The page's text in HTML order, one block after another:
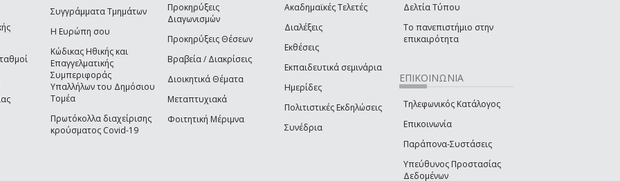
Συγγράμματα Τμημάτων
Η Ευρώπη σου
Κώδικας Ηθικής και
Επαγγελματικής
Συμπεριφοράς
Υπαλλήλων του Δημόσιου
Τομέα
Πρωτόκολλα διαχείρισης
κρούσματος Covid-19
Προκηρύξεις
Διαγωνισμών
Προκηρύξεις Θέσεων
Βραβεία / Διακρίσεις
Διοικητικά Θέματα
Μεταπτυχιακά
Φοιτητική Μέριμνα
Ακαδημαϊκές Τελετές
Διαλέξεις
Εκθέσεις
Εκπαιδευτικά σεμινάρια
Ημερίδες
Πολιτιστικές Εκδηλώσεις
Συνέδρια
Δελτία Τύπου
Το πανεπιστήμιο στην
επικαιρότητα
ΕΠΙΚΟΙΝΩΝΙΑ
Τηλεφωνικός Κατάλογος
Επικοινωνία
Παράπονα-Συστάσεις
Υπεύθυνος Προστασίας
Δεδομένων